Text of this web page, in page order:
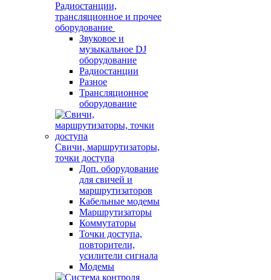
Радиостанции,
трансляционное и прочее
оборудование
Звуковое и
музыкальное DJ
оборудование
Радиостанции
Разное
Трансляционное
оборудование
Свичи, маршрутизаторы,
точки доступа
Доп. оборудование
для свичей и
маршрутизаторов
Кабельные модемы
Маршрутизаторы
Коммутаторы
Точки доступа,
повторители,
усилители сигнала
Модемы